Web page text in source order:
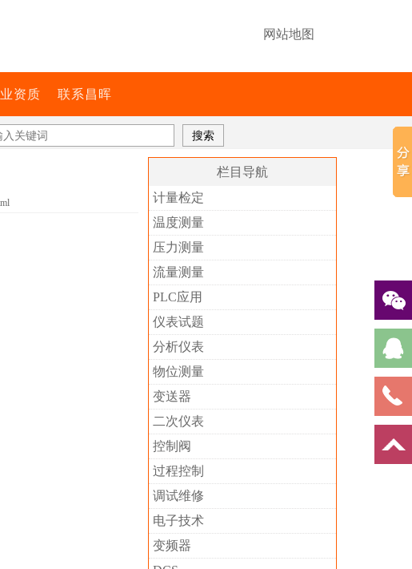
网站地图
资质 联系昌晖
栏目导航
计量检定
温度测量
压力测量
流量测量
PLC应用
仪表试题
分析仪表
物位测量
变送器
二次仪表
控制阀
过程控制
调试维修
电子技术
变频器